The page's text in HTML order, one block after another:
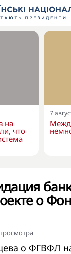
на
что
7
о
просмотра
о ФГВФЛ